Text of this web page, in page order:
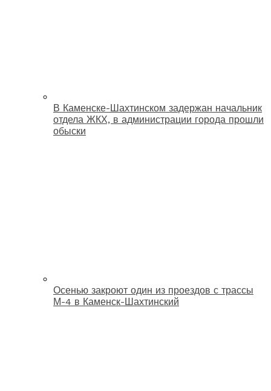
В Каменске-Шахтинском задержан начальник
отдела ЖКХ, в администрации города прошли
обыски
Осенью закроют один из проездов с трассы
М-4 в Каменск-Шахтинский